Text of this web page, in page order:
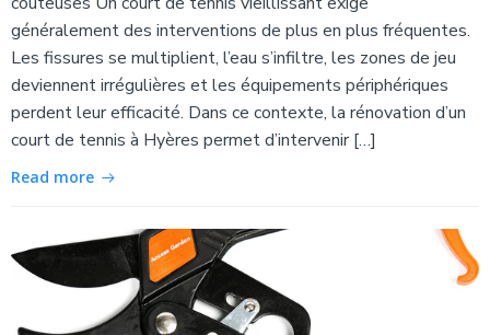
généralement des interventions de plus en plus fréquentes.
Les fissures se multiplient, l’eau s’infiltre, les zones de jeu
deviennent irrégulières et les équipements périphériques
perdent leur efficacité. Dans ce contexte, la rénovation d’un
court de tennis à Hyères permet d’intervenir […]
Read more